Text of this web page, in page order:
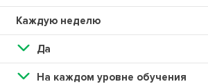
Каждую неделю
Да
На каждом уровне обучения